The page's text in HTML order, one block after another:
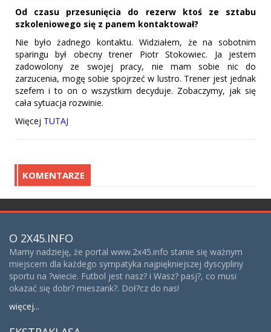
Od czasu przesunięcia do rezerw ktoś ze sztabu
szkoleniowego się z panem kontaktował?
Nie było żadnego kontaktu. Widziałem, że na sobotnim
sparingu był obecny trener Piotr Stokowiec. Ja jestem
zadowolony ze swojej pracy, nie mam sobie nic do
zarzucenia, mogę sobie spojrzeć w lustro. Trener jest jednak
szefem i to on o wszystkim decyduje. Zobaczymy, jak się
cała sytuacja rozwinie.
Więcej TUTAJ
KOMENTARZE
O 2X45.INFO
Mamy nadzieję, że portal www.2x45.info stanie się ważnym
miejscem dla każdego sympatyka najpiękniejszej dyscypliny
sportu na ?wiecie. Futbol jest nasz? i Wasz? pasj?, co musi
okazać się dobr? mieszank?. Doł?cz do nas!
więcej...